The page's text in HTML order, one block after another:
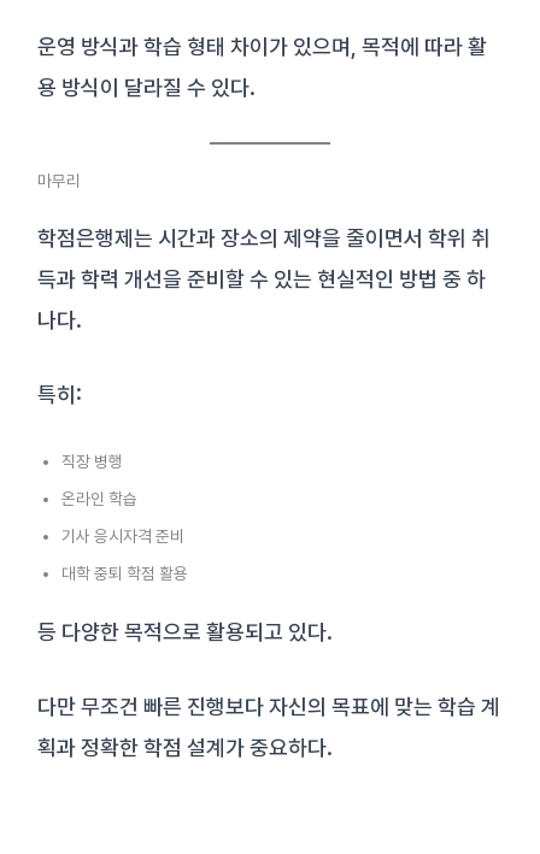
운영 방식과 학습 형태 차이가 있으며, 목적에 따라 활
용 방식이 달라질 수 있다.
마무리
학점은행제는 시간과 장소의 제약을 줄이면서 학위 취
득과 학력 개선을 준비할 수 있는 현실적인 방법 중 하
나다.
특히:
직장 병행
온라인 학습
기사 응시자격 준비
대학 중퇴 학점 활용
등 다양한 목적으로 활용되고 있다.
다만 무조건 빠른 진행보다 자신의 목표에 맞는 학습 계
획과 정확한 학점 설계가 중요하다.